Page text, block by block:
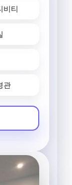
비티
관